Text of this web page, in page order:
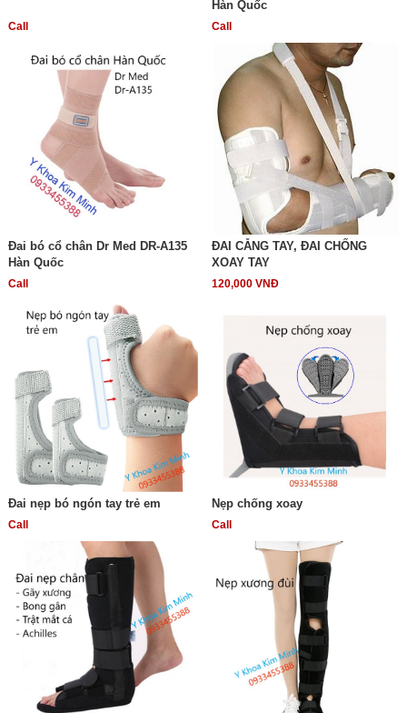
Call
Hàn Quốc
Call
Đai bó cổ chân Dr Med DR-A135
Hàn Quốc
Call
ĐAI CẴNG TAY, ĐAI CHỐNG
XOAY TAY
120,000 VNĐ
Đai nẹp bó ngón tay trẻ em
Call
Nẹp chống xoay
Call